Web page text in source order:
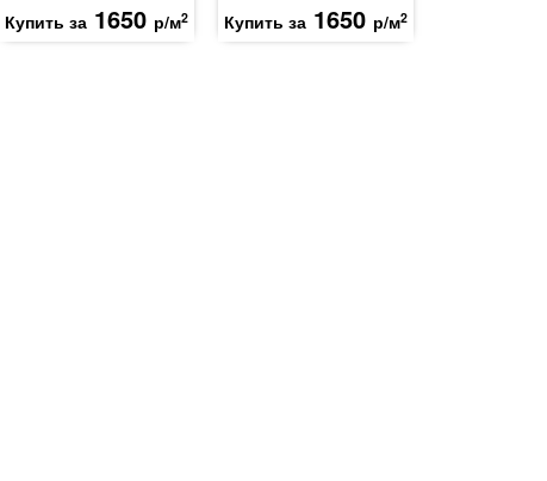
Купить за 1650 р/м2 Купить за 1650 р/м2